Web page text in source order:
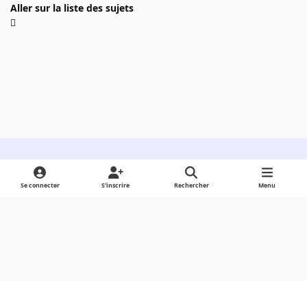
Aller sur la liste des sujets
Light ModeDark ModeSystem Preference
Se connecter S’inscrire Rechercher Menu